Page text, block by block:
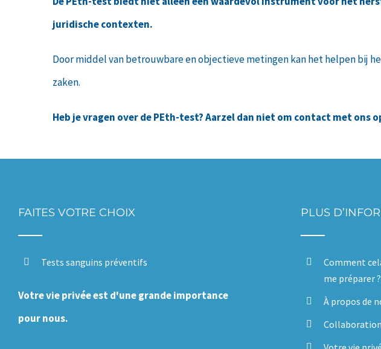
juridische contexten.
Door middel van betrouwbare en objectieve metingen kan het helpen bij
zaken.
Heb je vragen over de PEth-test? Aarzel dan niet om contact met ons
FAITES VOTRE CHOIX
Tests sanguins préventifs
Votre vie privée est d'une grande importance
pour nous.
PLUS
Comment
me préparer ?
À propos de